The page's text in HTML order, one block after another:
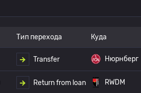
Тип перехода Куда
Transfer Нюрнберг
Return from loan RWDM